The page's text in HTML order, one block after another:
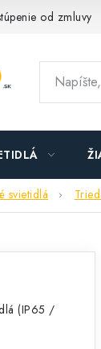
od zmluvy
svietidlá
(IP65 /